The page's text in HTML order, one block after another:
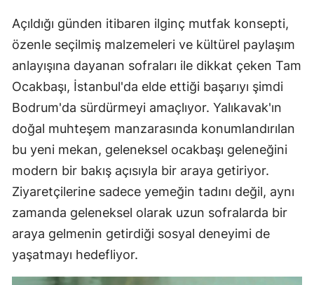
Açıldığı günden itibaren ilginç mutfak konsepti,
özenle seçilmiş malzemeleri ve kültürel paylaşım
anlayışına dayanan sofraları ile dikkat çeken Tam
Ocakbaşı, İstanbul'da elde ettiği başarıyı şimdi
Bodrum'da sürdürmeyi amaçlıyor. Yalıkavak'ın
doğal muhteşem manzarasında konumlandırılan
bu yeni mekan, geleneksel ocakbaşı geleneğini
modern bir bakış açısıyla bir araya getiriyor.
Ziyaretçilerine sadece yemeğin tadını değil, aynı
zamanda geleneksel olarak uzun sofralarda bir
araya gelmenin getirdiği sosyal deneyimi de
yaşatmayı hedefliyor.